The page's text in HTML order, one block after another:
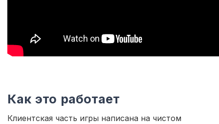
Как это работает
Клиентская часть игры написана на чистом